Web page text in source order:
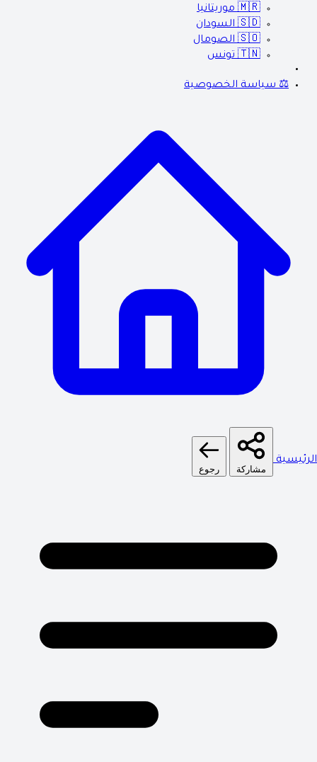
🇲🇷 موريتانيا
🇸🇩 السودان
🇸🇴 الصومال
🇹🇳 تونس
⚖️ سياسة الخصوصية
الرئيسية
مشاركة رجوع